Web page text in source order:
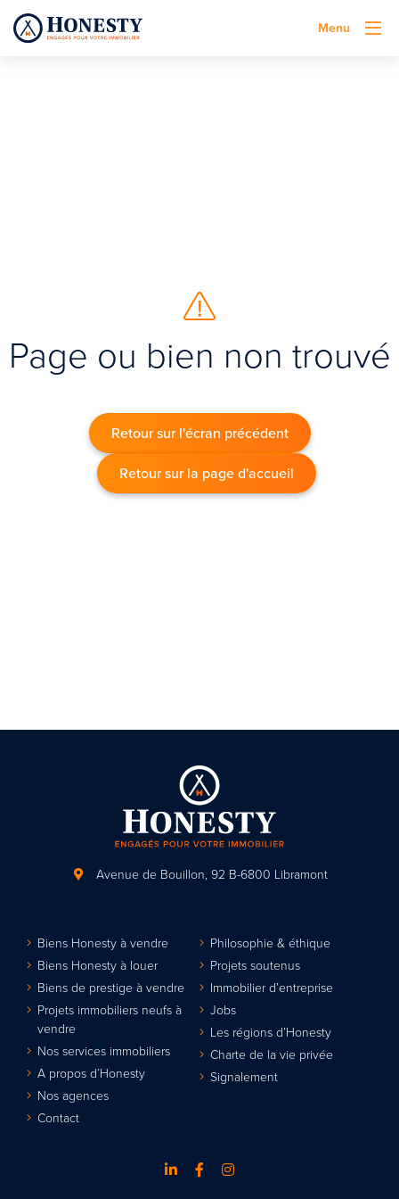
Menu
Page ou bien non trouvé
Retour sur l'écran précédent
Retour sur la page d'accueil
Avenue de Bouillon, 92 B-6800 Libramont
Biens Honesty à vendre
Biens Honesty à louer
Biens de prestige à vendre
Projets immobiliers neufs à
vendre
Nos services immobiliers
A propos d’Honesty
Nos agences
Contact
Philosophie & éthique
Projets soutenus
Immobilier d’entreprise
Jobs
Les régions d’Honesty
Charte de la vie privée
Signalement